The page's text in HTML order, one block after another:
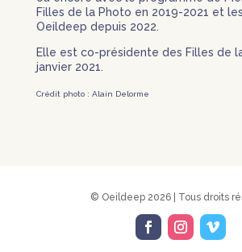
Filles de la Photo en 2019-2021 et
Oeildeep depuis 2022.
Elle est co-présidente des Filles de
janvier 2021.
Crédit photo : Alain Delorme
© Oeildeep 2026 | Tous droits